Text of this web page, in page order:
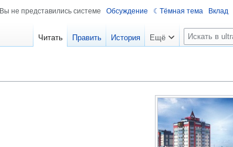
Вы не представились системе Обсуждение Тёмная тема Вклад
Читать Править История Ещё
П
о
к